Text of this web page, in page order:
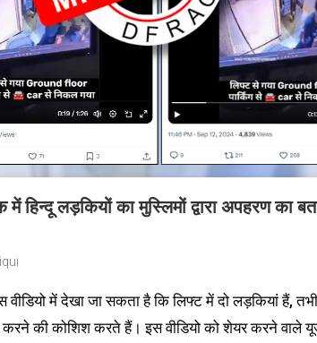
हिन्दू लड़कियों का मुस्लिमों द्वारा अपहरण का
वीडियो में देखा जा सकता है कि लिफ्ट में दो लड़कियां हैं,
की कोशिश करते हैं। इस वीडियो को शेयर करने वाले